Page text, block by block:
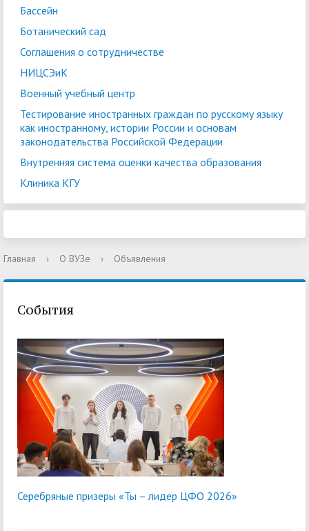
Бассейн
Ботанический сад
Соглашения о сотрудничестве
НИЦСЭиК
Военный учебный центр
Тестирование иностранных граждан по русскому языку
как иностранному, истории России и основам
законодательства Российской Федерации
Внутренняя система оценки качества образования
Клиника КГУ
Главная › О ВУЗе › Объявления
События
Серебряные призеры «Ты – лидер ЦФО 2026»